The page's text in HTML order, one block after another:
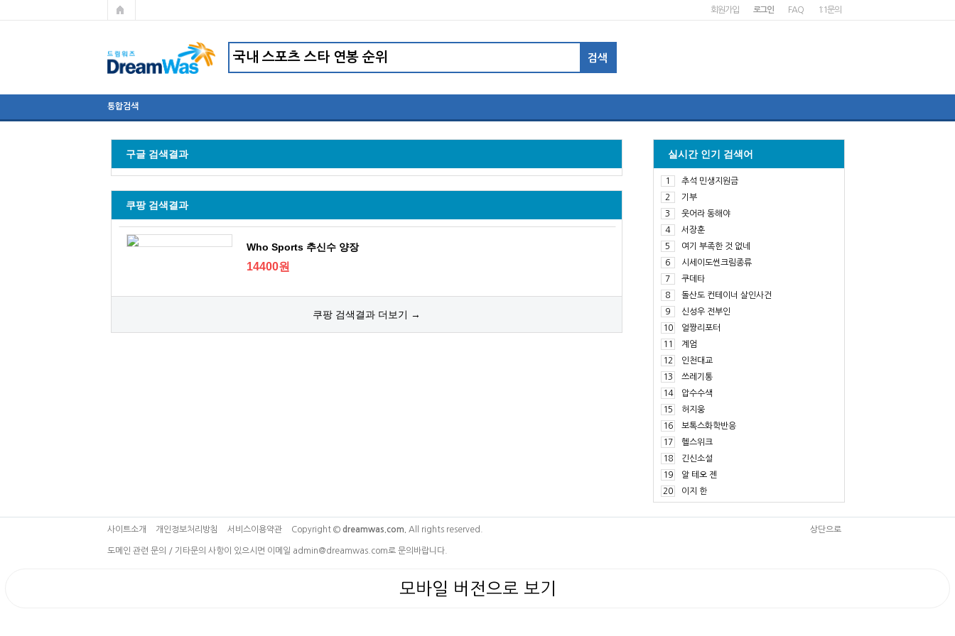
회원가입 로그인 FAQ 1:1문의
통합검색
실시간 인기 검색어
1
추석 민생지원금
2
기부
3
웃어라 동해야
4
서장훈
5
여기 부족한 것 없네
6
시세이도썬크림종류
7
쿠데타
8
돌산도 컨테이너 살인사건
9
신성우 전부인
10
얼짱리포터
11
계엄
12
인천대교
13
쓰레기통
14
압수수색
15
허지웅
16
보톡스화학반응
17
헬스위크
18
긴신소설
19
알 테오 젠
20
이지 한
구글 검색결과
쿠팡 검색결과
Who Sports 추신수 양장
14400원
쿠팡 검색결과 더보기 →
사이트소개 개인정보처리방침 서비스이용약관 Copyright © dreamwas.com. All rights reserved. 상단으로
도메인 관련 문의 / 기타문의 사항이 있으시면 이메일 admin@dreamwas.com로 문의바랍니다.
모바일 버전으로 보기